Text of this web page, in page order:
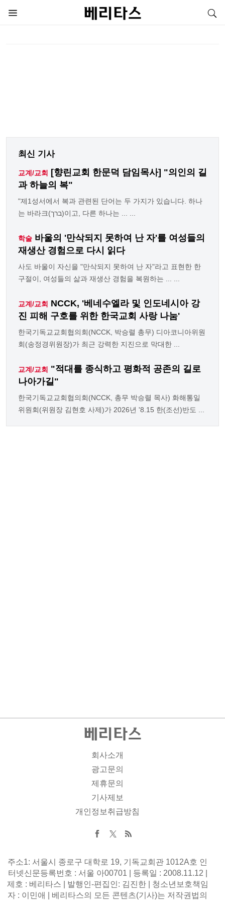
최신 기사
교계/교회
[향린교회 한문덕 담임목사] "의인의 길
과 하늘의 복"
"제1성서에서 복과 관련된 단어는 두 가지가 있습니다. 하나
는 바라크(ברך)이고, 다른 하나는 ... ...
학술 바울의 '만삭되지 못하여 난 자'를 여성들의
재생산 경험으로 다시 읽다
사도 바울이 자신을 "만삭되지 못하여 난 자"라고 표현한 한
구절이, 여성들의 삶과 재생산 경험을 복원하는 ... ...
교계/교회 NCCK, '베네수엘라 및 인도네시아 강
진 피해 구호를 위한 한국교회 사랑 나눔'
한국기독교교회협의회(NCCK, 박승렬 총무) 디아코니아위원
회(송정경위원장)가 최근 강력한 지진으로 막대한 ...
교계/교회 "적대를 종식하고 평화적 공존의 길로
나아가길"
한국기독교교회협의회(NCCK, 총무 박승렬 목사) 화해통일
위원회(위원장 김현호 사제)가 2026년 '8.15 한(조선)반도 ...
회사소개
광고문의
제휴문의
기사제보
개인정보취급방침
주소1: 서울시 종로구 대학로 19, 기독교회관 1012A호 인
터넷신문등록번호 : 서울 아00701 | 등록일 : 2008.11.12 |
제호 : 베리타스 | 발행인-편집인: 김진한 | 청소년보호책임
자 : 이민애 | 베리타스의 모든 콘텐츠(기사)는 저작권법의